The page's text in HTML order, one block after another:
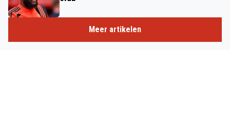
Meer artikelen